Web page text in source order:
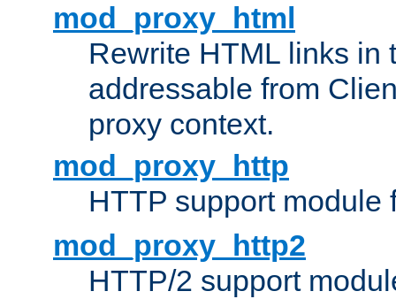
mod_proxy_html
Rewrite HTML links in
addressable from
proxy context.
mod_proxy_http
HTTP support module
mod_proxy_http2
HTTP/2 support